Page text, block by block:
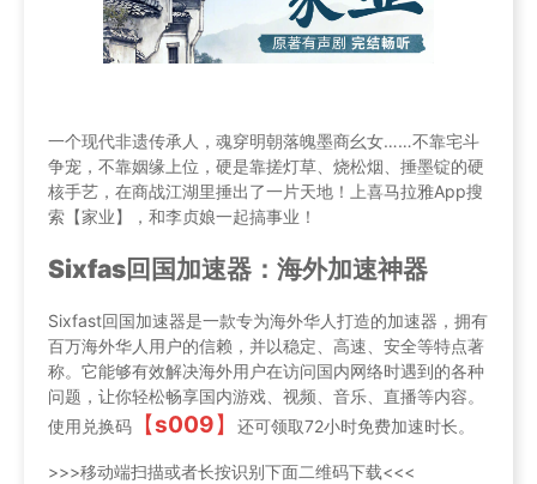
一个现代非遗传承人，魂穿明朝落魄墨商幺女……不靠宅斗
争宠，不靠姻缘上位，硬是靠搓灯草、烧松烟、捶墨锭的硬
核手艺，在商战江湖里捶出了一片天地！上喜马拉雅App搜
索【家业】，和李贞娘一起搞事业！
Sixfas回国加速器：海外加速神器
Sixfast回国加速器是一款专为海外华人打造的加速器，拥有
百万海外华人用户的信赖，并以稳定、高速、安全等特点著
称。它能够有效解决海外用户在访问国内网络时遇到的各种
问题，让你轻松畅享国内游戏、视频、音乐、直播等内容。
使用兑换码
【s009】 还可领取72小时免费加速时长。
>>>移动端扫描或者长按识别下面二维码下载<<<